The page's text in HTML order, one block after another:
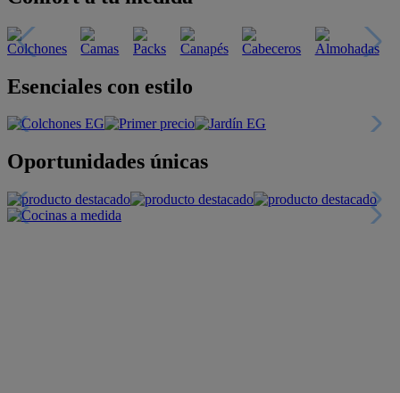
Esenciales con estilo
Oportunidades únicas